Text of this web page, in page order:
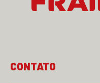
CONTATO